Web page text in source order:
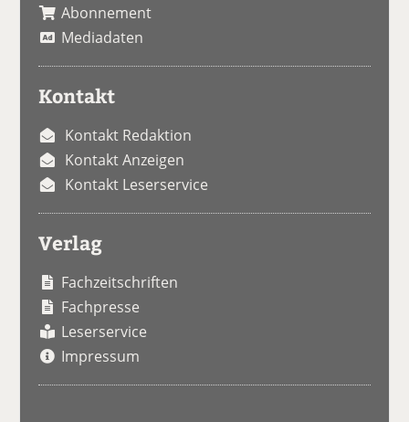
Abonnement
Mediadaten
Kontakt
Kontakt Redaktion
Kontakt Anzeigen
Kontakt Leserservice
Verlag
Fachzeitschriften
Fachpresse
Leserservice
Impressum